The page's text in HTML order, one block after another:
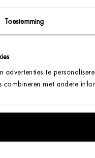
Toestemming
advertenties te
combineren met andere